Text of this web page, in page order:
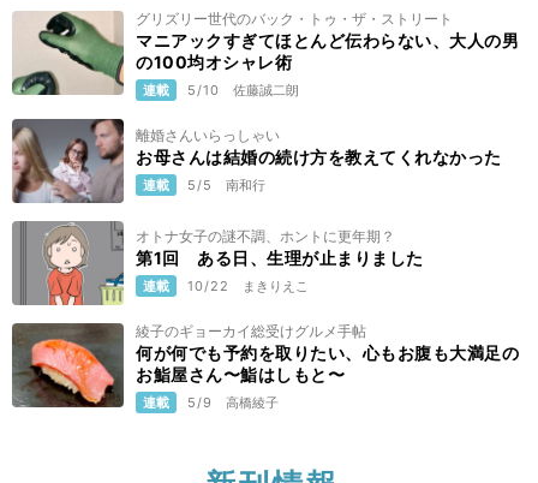
グリズリー世代のバック・トゥ・ザ・ストリート
マニアックすぎてほとんど伝わらない、大人の男
の100均オシャレ術
連載 5/10 佐藤誠二朗
離婚さんいらっしゃい
お母さんは結婚の続け方を教えてくれなかった
連載 5/5 南和行
オトナ女子の謎不調、ホントに更年期？
第1回 ある日、生理が止まりました
連載 10/22 まきりえこ
綾子のギョーカイ総受けグルメ手帖
何が何でも予約を取りたい、心もお腹も大満足の
お鮨屋さん〜鮨はしもと〜
連載 5/9 高橋綾子